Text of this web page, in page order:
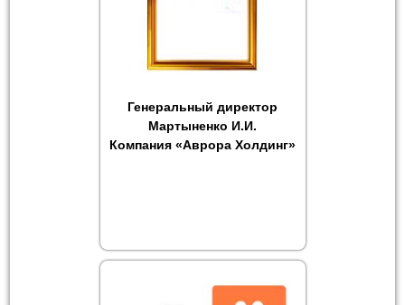
Генеральный директор
Мартыненко И.И.
Компания «Аврора Холдинг»